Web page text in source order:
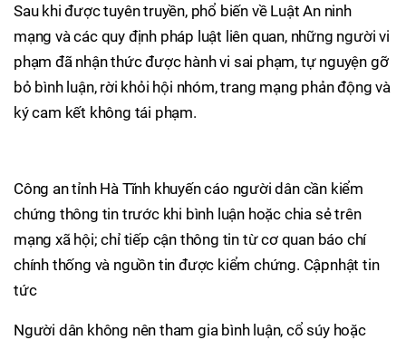
Sau khi được tuyên truyền, phổ biến về Luật An ninh
mạng và các quy định pháp luật liên quan, những người vi
phạm đã nhận thức được hành vi sai phạm, tự nguyện gỡ
bỏ bình luận, rời khỏi hội nhóm, trang mạng phản động và
ký cam kết không tái phạm.
Công an tỉnh Hà Tĩnh khuyến cáo người dân cần kiểm
chứng thông tin trước khi bình luận hoặc chia sẻ trên
mạng xã hội; chỉ tiếp cận thông tin từ cơ quan báo chí
chính thống và nguồn tin được kiểm chứng. Cậpnhật tin
tức
Người dân không nên tham gia bình luận, cổ súy hoặc